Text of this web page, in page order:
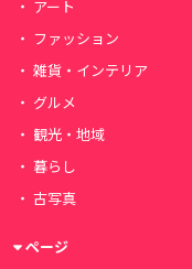
アート
ファッション
雑貨・インテリア
グルメ
観光・地域
暮らし
古写真
ページ